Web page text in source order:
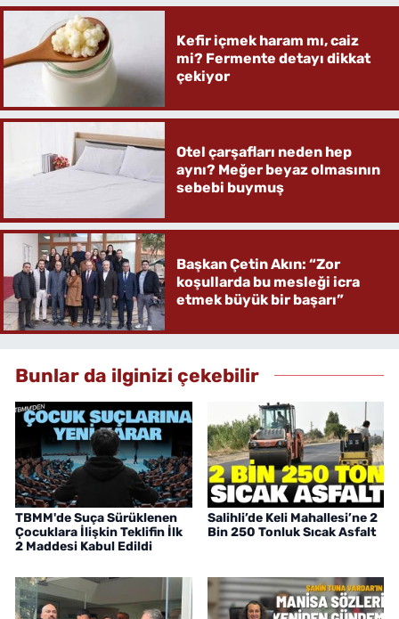
Kefir içmek haram mı, caiz
mi? Fermente detayı dikkat
çekiyor
Otel çarşafları neden hep
aynı? Meğer beyaz olmasının
sebebi buymuş
Başkan Çetin Akın: “Zor
koşullarda bu mesleği icra
etmek büyük bir başarı”
Bunlar da ilginizi çekebilir
TBMM'de Suça Sürüklenen
Çocuklara İlişkin Teklifin İlk
2 Maddesi Kabul Edildi
Salihli’de Keli Mahallesi’ne 2
Bin 250 Tonluk Sıcak Asfalt